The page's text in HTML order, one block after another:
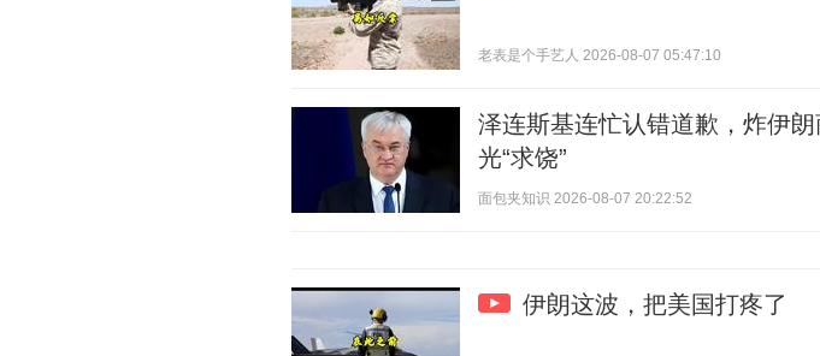
老表是个手艺人 2026-08-07 05:47:10
泽连斯基连忙认错道歉，炸伊
光“求饶”
面包夹知识 2026-08-07 20:22:52
伊朗这波，把美国打疼了